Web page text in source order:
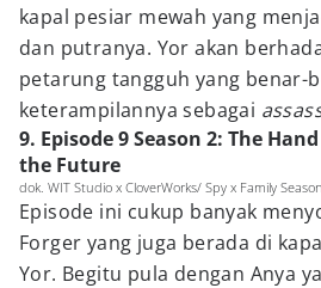
kapal pesiar mewah yang
dan putranya. Yor akan
petarung tangguh yang benar-
keterampilannya sebagai
9. Episode 9 Season 2: The
the Future
dok. WIT Studio x CloverWorks/ Spy x Family
Episode ini cukup banyak
Forger yang juga berada di
Yor. Begitu pula dengan Anya